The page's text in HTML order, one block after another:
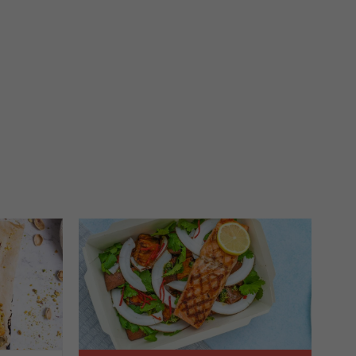
oraz do
je na nasze zlecenie,
oparciu o stosowną podstawę
zbierane są przez naszych
ich przetwarzania. Możesz
praw wymienionych